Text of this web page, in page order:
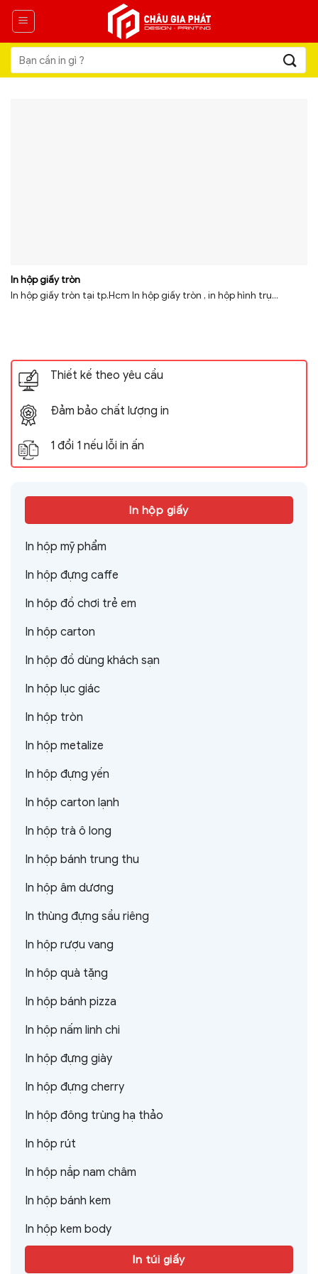
Skip
content
Tìm
kiếm:
In hộp giấy tròn
In hộp giấy tròn tại tp.Hcm In hộp giấy tròn , in hộp hình trụ...
Thiết kế theo yêu cầu
Đảm bảo chất lượng in
1 đổi 1 nếu lỗi in ấn
In hộp giấy
In hộp mỹ phẩm
In hộp đựng caffe
In hộp đồ chơi trẻ em
In hộp carton
In hộp đồ dùng khách sạn
In hộp lục giác
In hộp tròn
In hộp metalize
In hộp đựng yến
In hộp carton lạnh
In hộp trà ô long
In hộp bánh trung thu
In hộp âm dương
In thùng đựng sầu riêng
In hộp rượu vang
In hộp quà tặng
In hộp bánh pizza
In hộp nấm linh chi
In hộp đựng giày
In hộp đựng cherry
In hộp đông trùng hạ thảo
In hộp rút
In hộp nắp nam châm
In hộp bánh kem
In hộp kem body
In túi giấy